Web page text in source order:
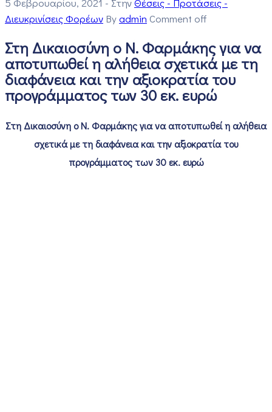
Διευκρινίσεις Φορέων Byadmin Comment off
Στη Δικαιοσύνη ο Ν. Φαρμάκης για να
αποτυπωθεί η αλήθεια σχετικά με τη
διαφάνεια και την αξιοκρατία του
προγράμματος των 30 εκ. ευρώ
Στη Δικαιοσύνη ο Ν. Φαρμάκης για να αποτυπωθεί η αλήθεια
σχετικά με τη διαφάνεια και την αξιοκρατία του
προγράμματος των 30 εκ. ευρώ